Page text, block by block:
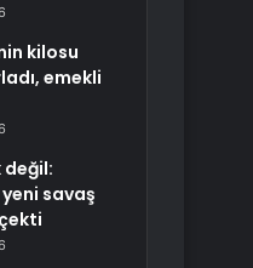
kilosu
emekli
değil:
yeni savaş